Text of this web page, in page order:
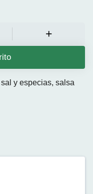
y especias, salsa